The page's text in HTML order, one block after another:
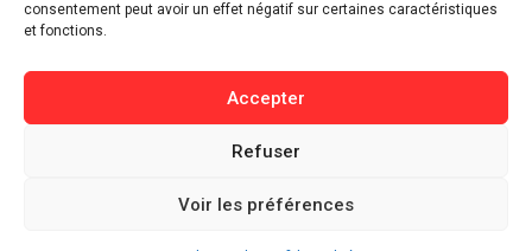
consentement peut avoir un effet négatif sur certaines caractéristiques
et fonctions.
Accepter
Refuser
Voir les préférences
Sport
Buzz / Insolite
Informations